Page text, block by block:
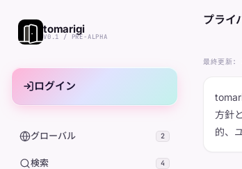
tomarigi
V0.1 / PRE-ALPHA
ログイン
グローバル 2
検索 4
プライ
最終更新
方針
的、